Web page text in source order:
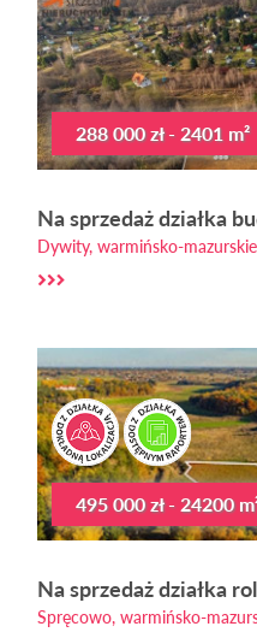
288 000 zł - 2401 m²
Na sprzedaż działka
Dywity, warmińsko-mazurskie
495 000 zł - 24200
Na sprzedaż działka
Spręcowo, warmińsko-